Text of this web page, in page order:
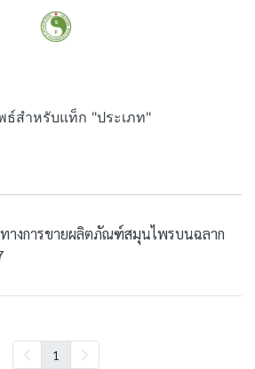
ธ์สำหรับแท็ก "ประเภท"
างการขายผลิตภัณฑ์สมุนไพรบนฉลาก
1